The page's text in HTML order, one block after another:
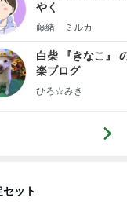
やく
藤緒 ミルカ
白柴 『きなこ』
楽ブログ
ひろ☆みき
ット